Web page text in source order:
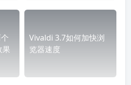
果
Vivaldi 3.7如何加快浏
览器速度